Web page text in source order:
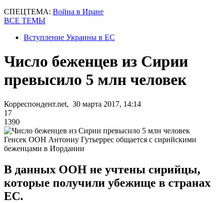
СПЕЦТЕМА: Война в Иране
ВСЕ ТЕМЫ
Вступление Украины в ЕС
Число беженцев из Сирии
превысило 5 млн человек
Корреспондент.net, 30 марта 2017, 14:14
17
1390
Генсек ООН Антониу Гутьеррес общается с сирийскими
беженцами в Иордании
В данных ООН не учтены сирийцы,
которые получили убежище в странах
ЕС.